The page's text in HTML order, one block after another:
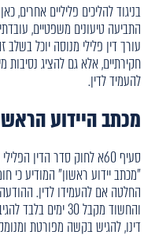
בניגוד להליכים פליליים אחרים,
התביעה טיעונים משפטיים,
עורך דין פלילי מנוסה יוכל
חקירתיים, אלא גם להציג
להעמיד לדין.
מכתב היידוע
סעיף 60א לחוק סדר הדין
"מכתב יידוע ראשון" המודיע כי
החלטה אם להעמידו לדין.
והחשוד מקבל 30
דינו, להגיש בקשה מפורטת